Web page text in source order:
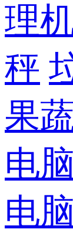
理
秤
果
电
电脑